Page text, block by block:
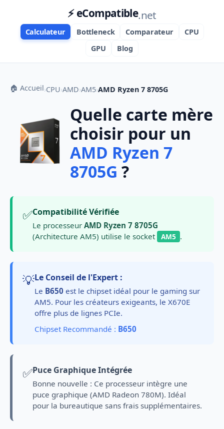
⚡ eCompatible.net
Calculateur Bottleneck Comparateur
CPU
GPU
Blog
🏠 Accueil›CPU›AMD›AM5›AMD Ryzen 7 8705G
Quelle carte mère
choisir pour un
AMD Ryzen 7
8705G ?
✅Compatibilité Vérifiée
Le processeur AMD Ryzen 7 8705G
(Architecture AM5) utilise le socket AM5 .
💡Le Conseil de l'Expert :
Le B650 est le chipset idéal pour le gaming sur
AM5. Pour les créateurs exigeants, le X670E
offre plus de lignes PCIe.
Chipset Recommandé : B650
✅Puce Graphique Intégrée
Bonne nouvelle : Ce processeur intègre une
puce graphique (AMD Radeon 780M). Idéal
pour la bureautique sans frais supplémentaires.